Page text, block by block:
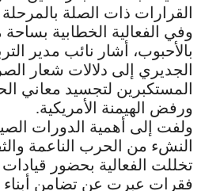
القرارات ذات الصلة
بالأحبوب، أشار نائب مدير
الجديري إلى دلالات شعار
المستكبرين لتجسيد معاني
ورفض الهيمنة الأمريكية.
ولفت إلى أهمية الدورات
النشء من الحرب الناعمة
تخللت الفعالية بحضور
فقرات عبرت عن تضامن